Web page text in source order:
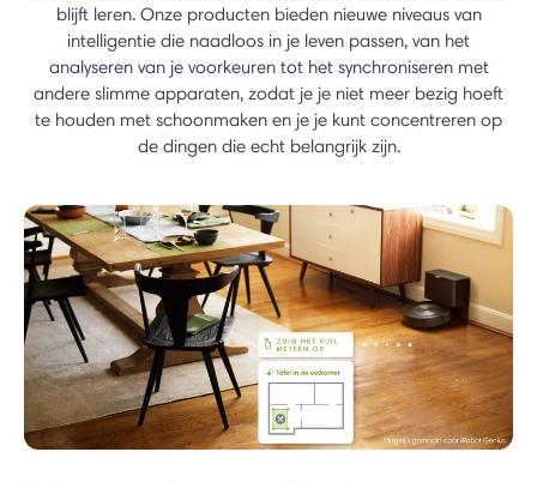
blijft leren. Onze producten bieden nieuwe niveaus van
intelligentie die naadloos in je leven passen, van het
analyseren van je voorkeuren tot het synchroniseren met
andere slimme apparaten, zodat je je niet meer bezig hoeft
te houden met schoonmaken en je je kunt concentreren op
de dingen die echt belangrijk zijn.